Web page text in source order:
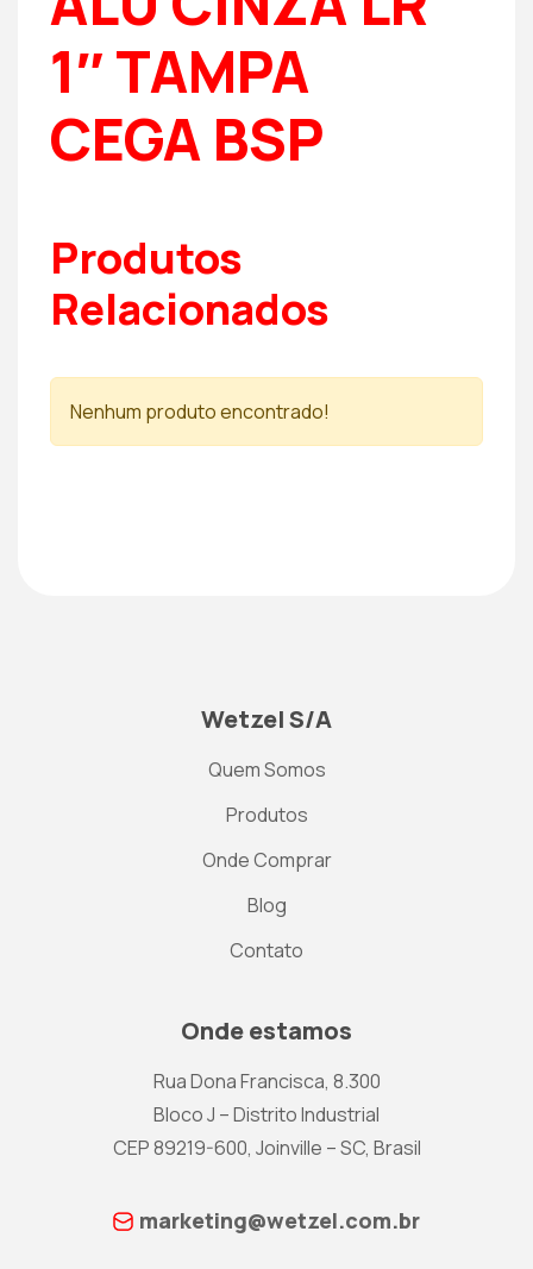
1″ TAMPA
CEGA BSP
Produtos
Relacionados
Nenhum produto encontrado!
Wetzel S/A
Quem Somos
Produtos
Onde Comprar
Blog
Contato
Onde estamos
Rua Dona Francisca, 8.300
Bloco J – Distrito Industrial
CEP 89219-600, Joinville – SC, Brasil
marketing@wetzel.com.br